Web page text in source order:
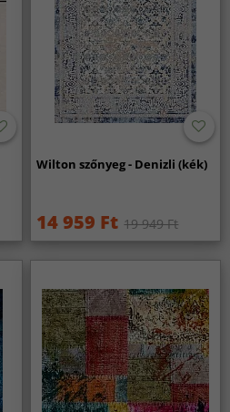
Wilton szőnyeg - Denizli (kék)
14 959 Ft 19 949 Ft